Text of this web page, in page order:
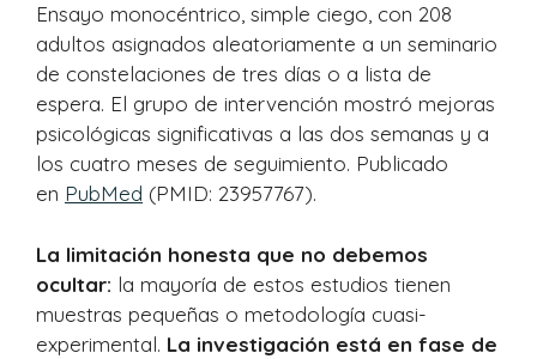
Ensayo monocéntrico, simple ciego, con 208
adultos asignados aleatoriamente a un seminario
de constelaciones de tres días o a lista de
espera. El grupo de intervención mostró mejoras
psicológicas significativas a las dos semanas y a
los cuatro meses de seguimiento. Publicado
en PubMed (PMID: 23957767).
La limitación honesta que no debemos
ocultar: la mayoría de estos estudios tienen
muestras pequeñas o metodología cuasi-
experimental. La investigación está en fase de